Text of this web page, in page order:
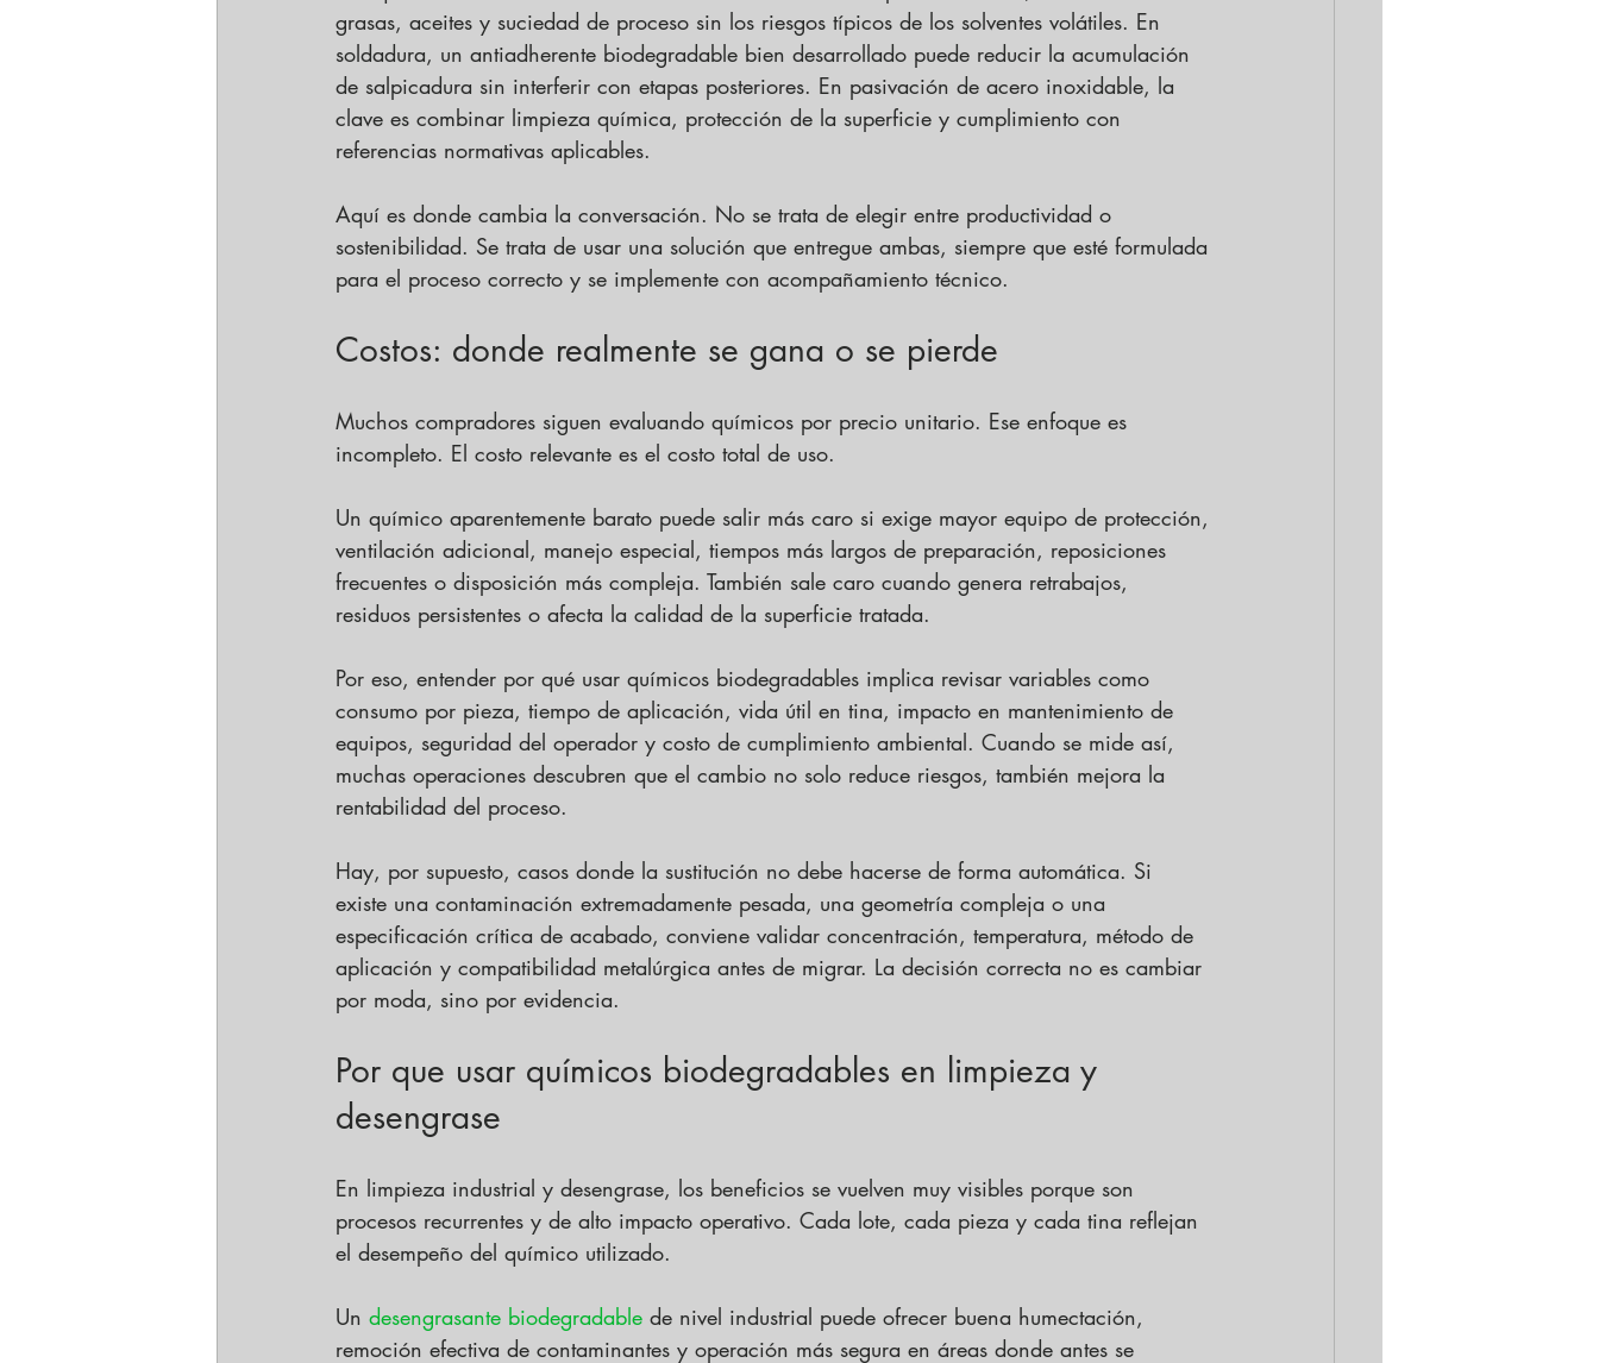
grasas, aceites y suciedad de proceso sin los riesgos típicos de los solventes volátiles. En
soldadura, un antiadherente biodegradable bien desarrollado puede reducir la acumulación
de salpicadura sin interferir con etapas posteriores. En pasivación de acero inoxidable, la
clave es combinar limpieza química, protección de la superficie y cumplimiento con
referencias normativas aplicables.
Aquí es donde cambia la conversación. No se trata de elegir entre productividad o
sostenibilidad. Se trata de usar una solución que entregue ambas, siempre que esté formulada
para el proceso correcto y se implemente con acompañamiento técnico.
Costos: donde realmente se gana o se pierde
Muchos compradores siguen evaluando químicos por precio unitario. Ese enfoque es
incompleto. El costo relevante es el costo total de uso.
Un químico aparentemente barato puede salir más caro si exige mayor equipo de protección,
ventilación adicional, manejo especial, tiempos más largos de preparación, reposiciones
frecuentes o disposición más compleja. También sale caro cuando genera retrabajos,
residuos persistentes o afecta la calidad de la superficie tratada.
Por eso, entender por qué usar químicos biodegradables implica revisar variables como
consumo por pieza, tiempo de aplicación, vida útil en tina, impacto en mantenimiento de
equipos, seguridad del operador y costo de cumplimiento ambiental. Cuando se mide así,
muchas operaciones descubren que el cambio no solo reduce riesgos, también mejora la
rentabilidad del proceso.
Hay, por supuesto, casos donde la sustitución no debe hacerse de forma automática. Si
existe una contaminación extremadamente pesada, una geometría compleja o una
especificación crítica de acabado, conviene validar concentración, temperatura, método de
aplicación y compatibilidad metalúrgica antes de migrar. La decisión correcta no es cambiar
por moda, sino por evidencia.
Por que usar químicos biodegradables en limpieza y
desengrase
En limpieza industrial y desengrase, los beneficios se vuelven muy visibles porque son
procesos recurrentes y de alto impacto operativo. Cada lote, cada pieza y cada tina reflejan
el desempeño del químico utilizado.
Un desengrasante biodegradable de nivel industrial puede ofrecer buena humectación,
remoción efectiva de contaminantes y operación más segura en áreas donde antes se